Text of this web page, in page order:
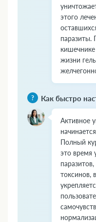
этого
паразиты.
жизни
Как быстро
Активное
Полный
это время
токсинов,